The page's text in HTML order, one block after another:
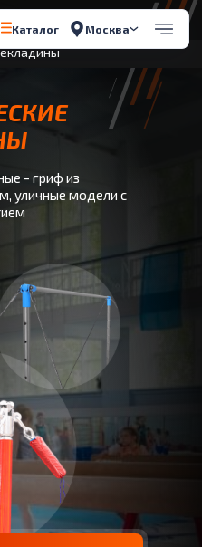
Каталог Москва
- гриф из
уличные модели с